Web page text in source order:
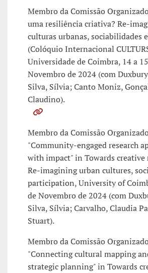
Membro da Comissão
uma resiliência criativa? Re-
culturas urbanas, sociabilidades
(Colóquio Internacional
Universidade de Coimbra, 14 a
Novembro de 2024 (com
Silva, Sílvia; Canto Moniz,
Claudino).
Membro da Comissão
"Community-engaged research
with impact" in Towards creative
Re-imagining urban cultures,
participation, University of
de Novembro de 2024 (com
Silva, Sílvia; Carvalho, Claudia
Stuart).
Membro da Comissão
"Connecting cultural mapping
strategic planning" in Towards